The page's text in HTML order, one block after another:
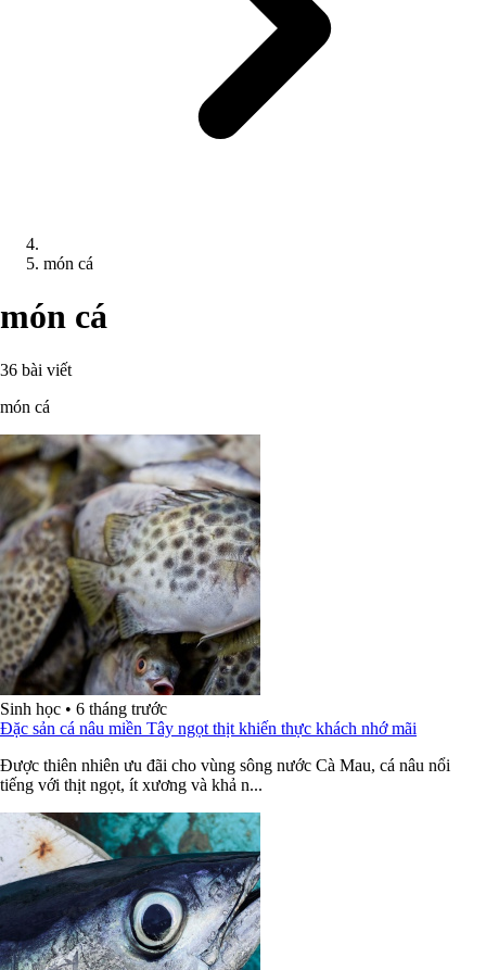
món cá
món cá
36 bài viết
món cá
Sinh học • 6 tháng trước
Đặc sản cá nâu miền Tây ngọt thịt khiến thực khách nhớ mãi
Được thiên nhiên ưu đãi cho vùng sông nước Cà Mau, cá nâu nổi
tiếng với thịt ngọt, ít xương và khả n...